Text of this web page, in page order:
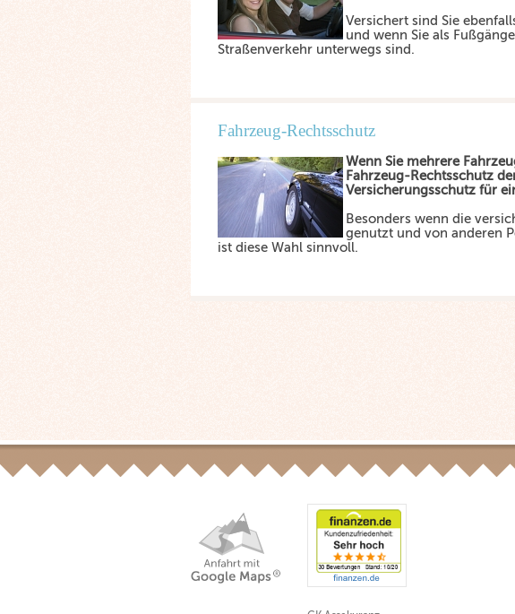
Versichert sind Sie
und wenn Sie als
Straßenverkehr unterwegs sind.
Fahrzeug-Rechtsschutz
Wenn Sie mehrere
Fahrzeug-Rechtsschutz
Versicherungsschutz für
Besonders wenn die
genutzt und von anderen
ist diese Wahl sinnvoll.